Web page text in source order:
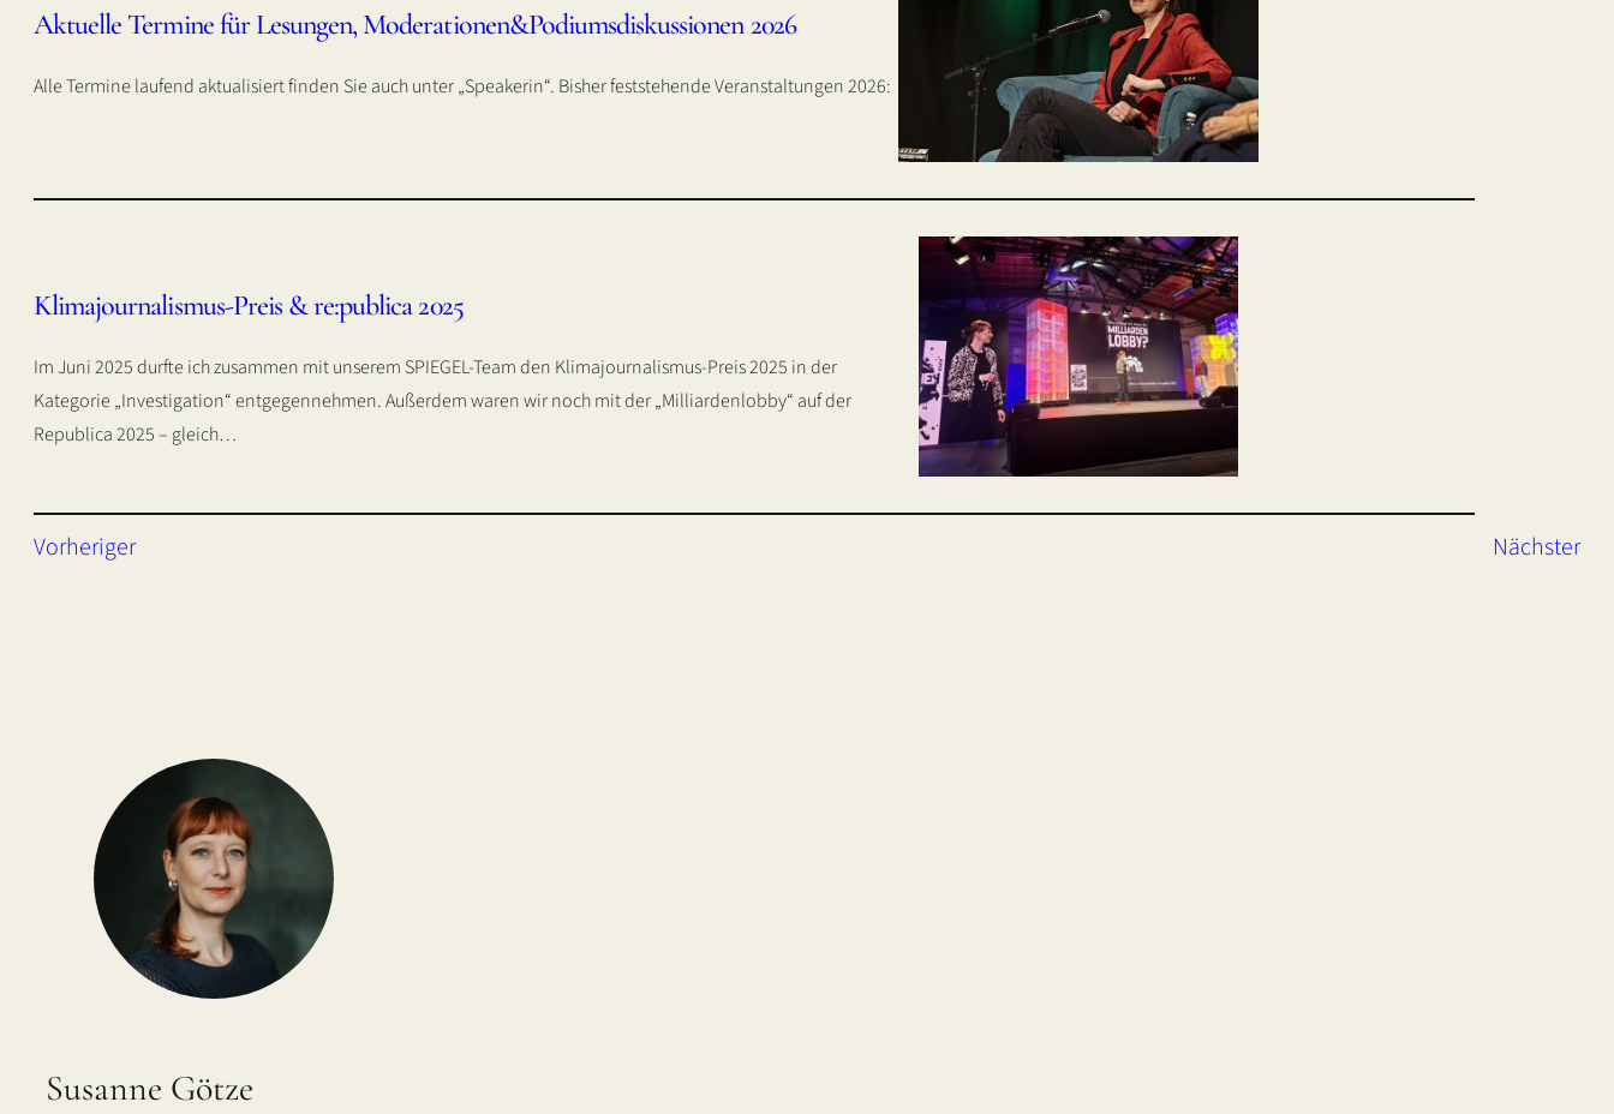
Aktuelle Termine für Lesungen, Moderationen&Podiumsdiskussionen 2026
Alle Termine laufend aktualisiert finden Sie auch unter „Speakerin“. Bisher feststehende Veranstaltungen 2026:
Klimajournalismus-Preis & re:publica 2025
Im Juni 2025 durfte ich zusammen mit unserem SPIEGEL-Team den Klimajournalismus-Preis 2025 in der
Kategorie „Investigation“ entgegennehmen. Außerdem waren wir noch mit der „Milliardenlobby“ auf der
Republica 2025 – gleich…
Vorheriger Nächster
Susanne Götze